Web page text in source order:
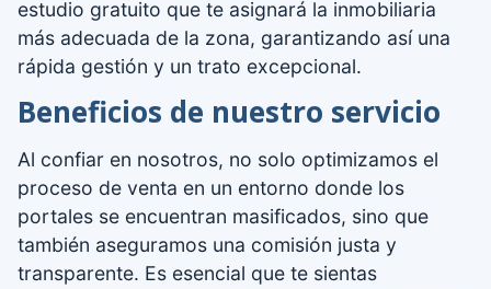
estudio gratuito que te asignará la inmobiliaria
más adecuada de la zona, garantizando así una
rápida gestión y un trato excepcional.
Beneficios de nuestro servicio
Al confiar en nosotros, no solo optimizamos el
proceso de venta en un entorno donde los
portales se encuentran masificados, sino que
también aseguramos una comisión justa y
transparente. Es esencial que te sientas